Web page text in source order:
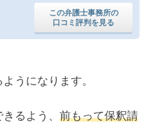
この弁護士事務所の
口コミ評判を見る
うになります。
るよう、 前もって保釈請